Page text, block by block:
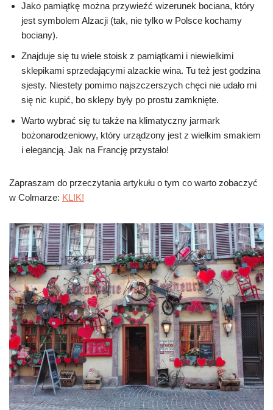
Jako pamiątkę można przywieźć wizerunek bociana, który
jest symbolem Alzacji (tak, nie tylko w Polsce kochamy
bociany).
Znajduje się tu wiele stoisk z pamiątkami i niewielkimi
sklepikami sprzedającymi alzackie wina. Tu też jest godzina
sjesty. Niestety pomimo najszczerszych chęci nie udało mi
się nic kupić, bo sklepy były po prostu zamknięte.
Warto wybrać się tu także na klimatyczny jarmark
bożonarodzeniowy, który urządzony jest z wielkim smakiem
i elegancją. Jak na Francję przystało!
Zapraszam do przeczytania artykułu o tym co warto zobaczyć
w Colmarze: KLIK!